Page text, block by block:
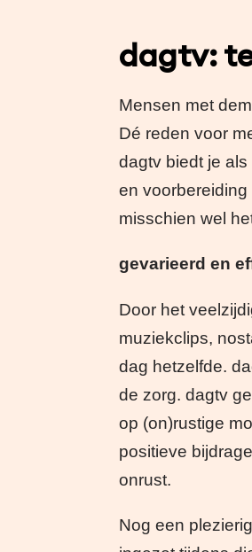
dagtv:
Mensen met
Dé reden voor
dagtv biedt je
en
misschien wel
gevarieerd en
Door het
muziekclips,
dag hetzelfde.
de zorg. dagtv
op (on)rustige
positieve
onrust.
Nog een